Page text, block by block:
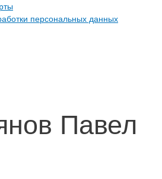
персональных данных
Павел